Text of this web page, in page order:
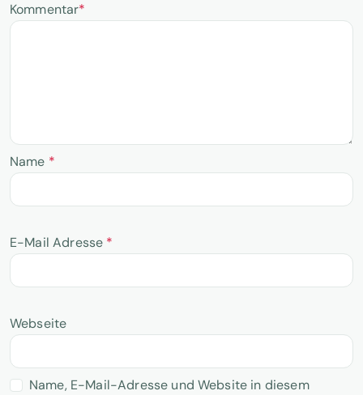
Kommentar*
Name *
E-Mail Adresse *
Webseite
Name, E-Mail-Adresse und Website in diesem